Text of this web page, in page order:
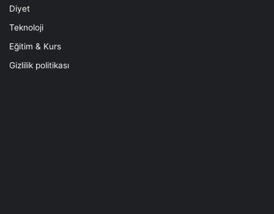
Diyet
Teknoloji
Eğitim & Kurs
Gizlilik politikası